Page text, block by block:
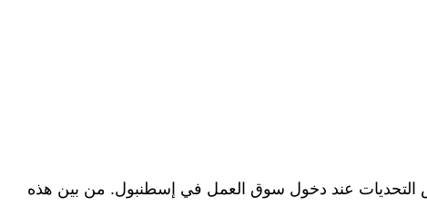
التحديات عند دخول سوق العمل في إسطنبول. من بين هذه